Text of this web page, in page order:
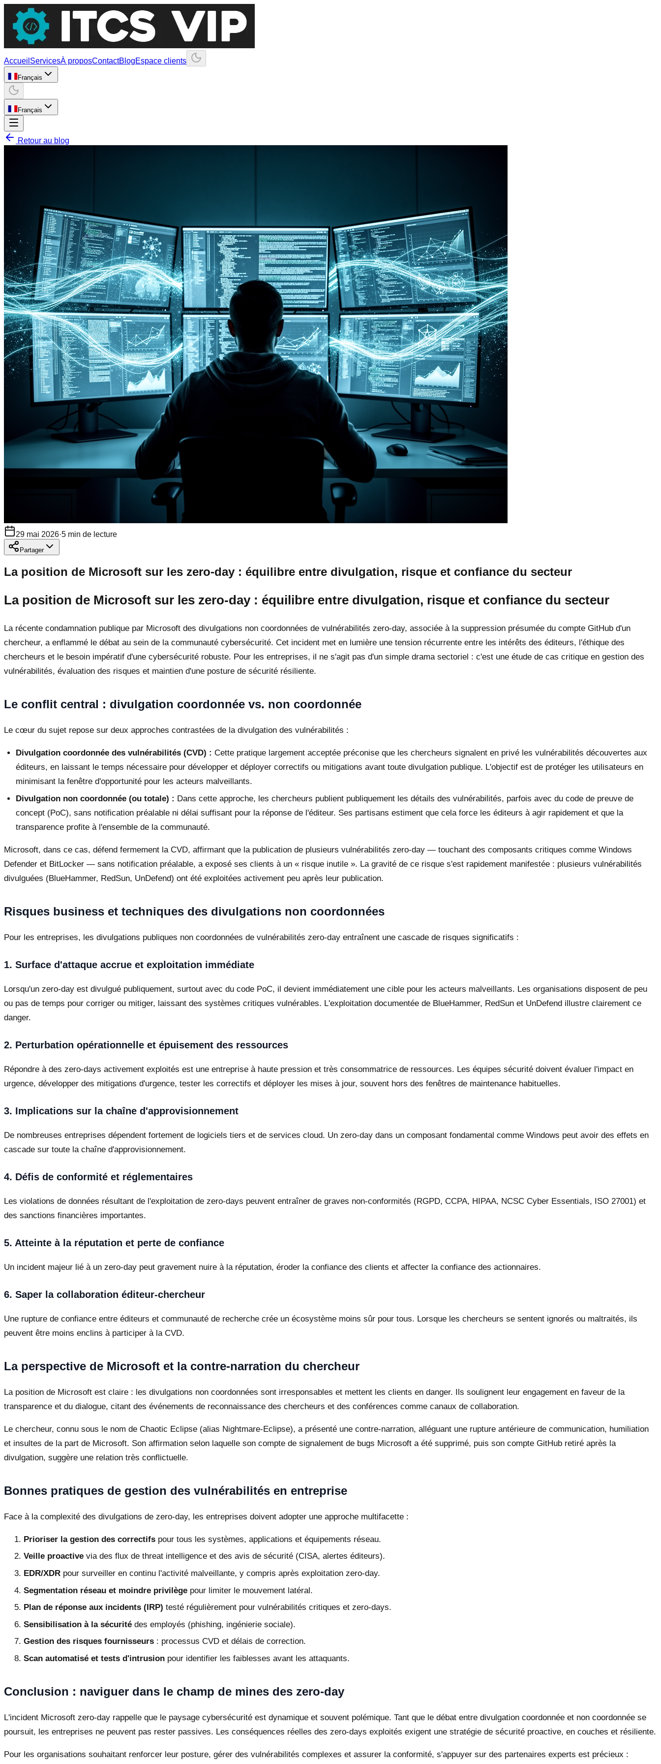
Accueil ServicesÀ proposContactBlogEspace clients
Français
Français
Retour au blog
29 mai 2026·5 min de lecture
Partager
La position de Microsoft sur les zero-day : équilibre entre divulgation, risque et confiance du secteur
La position de Microsoft sur les zero-day : équilibre entre divulgation, risque et confiance du secteur
La récente condamnation publique par Microsoft des divulgations non coordonnées de vulnérabilités zero-day, associée à la suppression présumée du compte GitHub d'un
chercheur, a enflammé le débat au sein de la communauté cybersécurité. Cet incident met en lumière une tension récurrente entre les intérêts des éditeurs, l'éthique des
chercheurs et le besoin impératif d'une cybersécurité robuste. Pour les entreprises, il ne s'agit pas d'un simple drama sectoriel : c'est une étude de cas critique en gestion des
vulnérabilités, évaluation des risques et maintien d'une posture de sécurité résiliente.
Le conflit central : divulgation coordonnée vs. non coordonnée
Le cœur du sujet repose sur deux approches contrastées de la divulgation des vulnérabilités :
Divulgation coordonnée des vulnérabilités (CVD) : Cette pratique largement acceptée préconise que les chercheurs signalent en privé les vulnérabilités découvertes aux
éditeurs, en laissant le temps nécessaire pour développer et déployer correctifs ou mitigations avant toute divulgation publique. L'objectif est de protéger les utilisateurs en
minimisant la fenêtre d'opportunité pour les acteurs malveillants.
Divulgation non coordonnée (ou totale) : Dans cette approche, les chercheurs publient publiquement les détails des vulnérabilités, parfois avec du code de preuve de
concept (PoC), sans notification préalable ni délai suffisant pour la réponse de l'éditeur. Ses partisans estiment que cela force les éditeurs à agir rapidement et que la
transparence profite à l'ensemble de la communauté.
Microsoft, dans ce cas, défend fermement la CVD, affirmant que la publication de plusieurs vulnérabilités zero-day — touchant des composants critiques comme Windows
Defender et BitLocker — sans notification préalable, a exposé ses clients à un « risque inutile ». La gravité de ce risque s'est rapidement manifestée : plusieurs vulnérabilités
divulguées (BlueHammer, RedSun, UnDefend) ont été exploitées activement peu après leur publication.
Risques business et techniques des divulgations non coordonnées
Pour les entreprises, les divulgations publiques non coordonnées de vulnérabilités zero-day entraînent une cascade de risques significatifs :
1. Surface d'attaque accrue et exploitation immédiate
Lorsqu'un zero-day est divulgué publiquement, surtout avec du code PoC, il devient immédiatement une cible pour les acteurs malveillants. Les organisations disposent de peu
ou pas de temps pour corriger ou mitiger, laissant des systèmes critiques vulnérables. L'exploitation documentée de BlueHammer, RedSun et UnDefend illustre clairement ce
danger.
2. Perturbation opérationnelle et épuisement des ressources
Répondre à des zero-days activement exploités est une entreprise à haute pression et très consommatrice de ressources. Les équipes sécurité doivent évaluer l'impact en
urgence, développer des mitigations d'urgence, tester les correctifs et déployer les mises à jour, souvent hors des fenêtres de maintenance habituelles.
3. Implications sur la chaîne d'approvisionnement
De nombreuses entreprises dépendent fortement de logiciels tiers et de services cloud. Un zero-day dans un composant fondamental comme Windows peut avoir des effets en
cascade sur toute la chaîne d'approvisionnement.
4. Défis de conformité et réglementaires
Les violations de données résultant de l'exploitation de zero-days peuvent entraîner de graves non-conformités (RGPD, CCPA, HIPAA, NCSC Cyber Essentials, ISO 27001) et
des sanctions financières importantes.
5. Atteinte à la réputation et perte de confiance
Un incident majeur lié à un zero-day peut gravement nuire à la réputation, éroder la confiance des clients et affecter la confiance des actionnaires.
6. Saper la collaboration éditeur-chercheur
Une rupture de confiance entre éditeurs et communauté de recherche crée un écosystème moins sûr pour tous. Lorsque les chercheurs se sentent ignorés ou maltraités, ils
peuvent être moins enclins à participer à la CVD.
La perspective de Microsoft et la contre-narration du chercheur
La position de Microsoft est claire : les divulgations non coordonnées sont irresponsables et mettent les clients en danger. Ils soulignent leur engagement en faveur de la
transparence et du dialogue, citant des événements de reconnaissance des chercheurs et des conférences comme canaux de collaboration.
Le chercheur, connu sous le nom de Chaotic Eclipse (alias Nightmare-Eclipse), a présenté une contre-narration, alléguant une rupture antérieure de communication, humiliation
et insultes de la part de Microsoft. Son affirmation selon laquelle son compte de signalement de bugs Microsoft a été supprimé, puis son compte GitHub retiré après la
divulgation, suggère une relation très conflictuelle.
Bonnes pratiques de gestion des vulnérabilités en entreprise
Face à la complexité des divulgations de zero-day, les entreprises doivent adopter une approche multifacette :
Prioriser la gestion des correctifs pour tous les systèmes, applications et équipements réseau.
Veille proactive via des flux de threat intelligence et des avis de sécurité (CISA, alertes éditeurs).
EDR/XDR pour surveiller en continu l'activité malveillante, y compris après exploitation zero-day.
Segmentation réseau et moindre privilège pour limiter le mouvement latéral.
Plan de réponse aux incidents (IRP) testé régulièrement pour vulnérabilités critiques et zero-days.
Sensibilisation à la sécurité des employés (phishing, ingénierie sociale).
Gestion des risques fournisseurs : processus CVD et délais de correction.
Scan automatisé et tests d'intrusion pour identifier les faiblesses avant les attaquants.
Conclusion : naviguer dans le champ de mines des zero-day
L'incident Microsoft zero-day rappelle que le paysage cybersécurité est dynamique et souvent polémique. Tant que le débat entre divulgation coordonnée et non coordonnée se
poursuit, les entreprises ne peuvent pas rester passives. Les conséquences réelles des zero-days exploités exigent une stratégie de sécurité proactive, en couches et résiliente.
Pour les organisations souhaitant renforcer leur posture, gérer des vulnérabilités complexes et assurer la conformité, s'appuyer sur des partenaires experts est précieux :